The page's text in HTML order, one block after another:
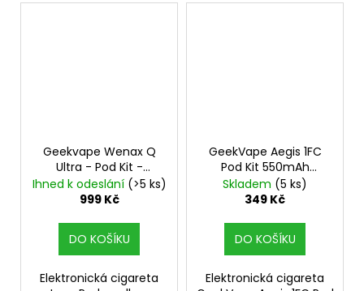
Geekvape Wenax Q
Ultra - Pod Kit -
Champagne Gold
1300mAh
Ihned k odeslání (>5 ks)
999 Kč
DO KOŠÍKU
Elektronická cigareta
GeekVape Aegis 1FC
Pod Kit 550mAh
Gunmetal 1ks
Skladem (5 ks)
349 Kč
DO KOŠÍKU
Elektronická cigareta